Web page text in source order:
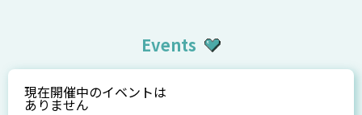
Events
現在開催中のイベントは
ありません